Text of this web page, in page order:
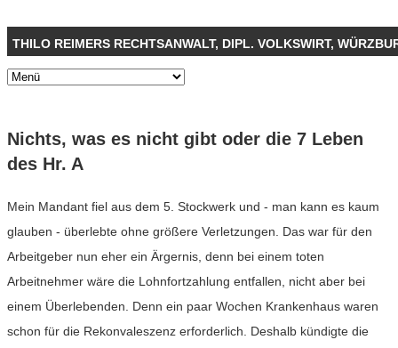
THILO REIMERS RECHTSANWALT, DIPL. VOLKSWIRT,
Nichts, was es nicht gibt oder die 7 Leben
des Hr. A
Mein Mandant fiel aus dem 5. Stockwerk und - man kann es kaum
glauben - überlebte ohne größere Verletzungen. Das war für den
Arbeitgeber nun eher ein Ärgernis, denn bei einem toten
Arbeitnehmer wäre die Lohnfortzahlung entfallen, nicht aber bei
einem Überlebenden. Denn ein paar Wochen Krankenhaus waren
schon für die Rekonvaleszenz erforderlich. Deshalb kündigte die